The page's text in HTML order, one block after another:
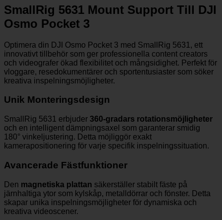
SmallRig 5631 Mount Support Till DJI
Osmo Pocket 3
Optimera din DJI Osmo Pocket 3 med SmallRig 5631, ett
innovativt tillbehör som ger professionella content creators
och videografer ökad flexibilitet och mångsidighet. Perfekt för
vloggare, resedokumentärer och sportentusiaster som söker
kreativa inspelningsmöjligheter.
Unik Monteringsdesign
SmallRig 5631 erbjuder 360-gradars rotationsmöjligheter
och en intelligent dämpningsaxel som garanterar smidig
180° vinkeljustering. Detta möjliggör exakt
kamerapositionering för varje specifik inspelningssituation.
Avancerade Fästfunktioner
Den magnetiska plattan säkerställer stabilt fäste på
järnhaltiga ytor som kylskåp, metalldörrar och fönster. Detta
skapar unika inspelningsmöjligheter för dynamiska och
kreativa videoscener.